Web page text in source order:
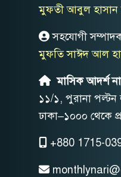
মুফতী আবুল হাসান
সহযোগী
মুফতি সাঈদ আল
মাসিক আদর্শ
১১/১, পুরানা পল্টন
ঢাকা–১০০০ থেকে
+880 1715-